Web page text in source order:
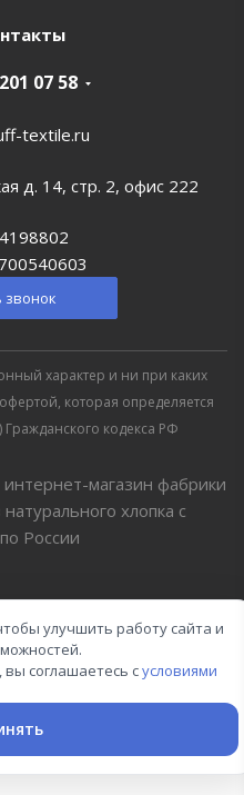
07 58
textile.ru
д. 14, стр. 2, офис 222
звонок
характер и ни при каких
которая определяется
кодекса РФ
магазин фабрики
хлопка с
России
улучшить работу сайта и
соглашаетесь сусловиями